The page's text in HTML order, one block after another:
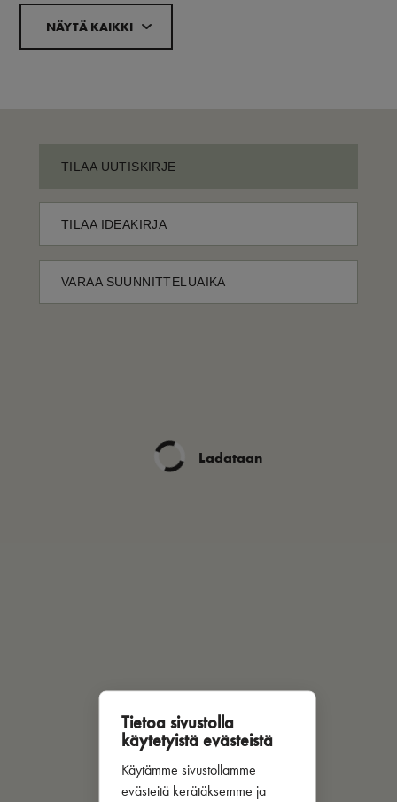
Tietoa sivustolla
käytetyistä evästeistä
Käytämme sivustollamme
evästeitä kerätäksemme ja
NÄYTÄ KAIKKI
TILAA UUTISKIRJE
TILAA IDEAKIRJA
VARAA SUUNNITTELUAIKA
Ladataan